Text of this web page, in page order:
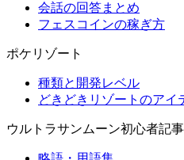
会話の回答まとめ
フェスコインの稼ぎ方
ポケリゾート
種類と開発レベル
どきどきリゾートのアイ
ウルトラサンムーン初心者記事